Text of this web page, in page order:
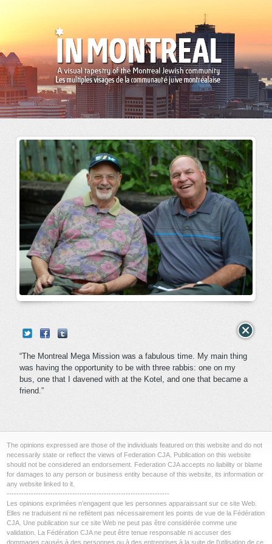
“The Montreal Mega Mission was a fabulous time. My main thing
was having the opportunity to be with three rabbis: one on my
bus, one that I davened with at the Kotel, and one that became a
friend.”
The opinions expressed are those of the individuals featured on this website and do not
necessarily state or reflect the views of Federation CJA. Publication on this website
should not be considered an endorsement. Federation CJA accepts no liability or blame
for damages to any person or business entity because of this website, its information or
any website linked to it.
-------------------------------------------------------------------
Les opinions exprimées n’engagent que les personnes apparaissant sur ce site Web.
Elles ne traduisent ni ne reflètent pas nécessairement les points de vue de la Fédération
CJA. Une publication sur ce site Web ne peut pas être considérée comme une
validation. La Fédération CJA ne peut être tenue responsable ni accuser des
dommages causés à des personnes ou à des entreprises à la suite de l’utilisation de ce